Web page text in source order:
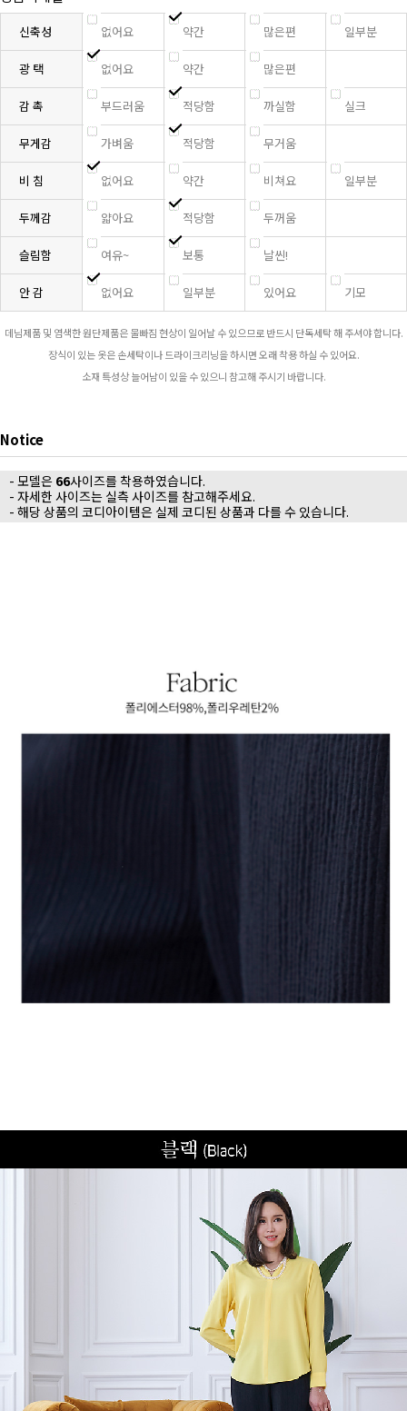
신축성 없어요 약간 많은편 일부분
광 택 없어요 약간 많은편
감 촉 부드러움 적당함 까실함 실크
무게감 가벼움 적당함 무거움
비 침 없어요 약간 비쳐요 일부분
두께감 얇아요 적당함 두꺼움
슬림함 여유~ 보통 날씬!
안 감 없어요 일부분 있어요 기모
데님제품 및 염색한 원단제품은 물빠짐 현상이 일어날 수 있으므로 반드시 단독세탁 해 주셔야 합니다.
장식이 있는 옷은 손세탁이나 드라이크리닝을 하시면 오래 착용 하실 수 있어요.
소재 특성상 늘어남이 있을 수 있으니 참고해 주시기 바랍니다.
Notice
- 모델은 66사이즈를 착용하였습니다.
- 자세한 사이즈는 실측 사이즈를 참고해주세요.
- 해당 상품의 코디아이템은 실제 코디된 상품과 다를 수 있습니다.